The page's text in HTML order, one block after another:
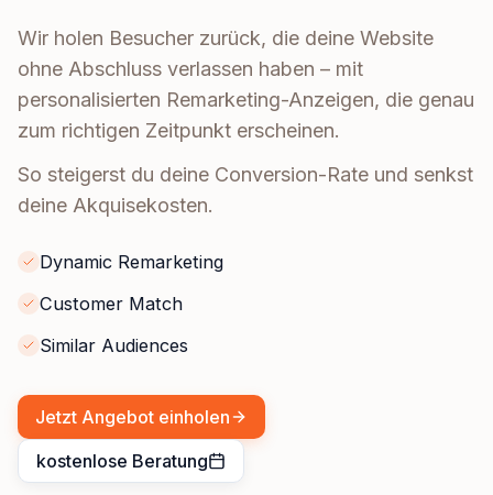
Wir holen Besucher zurück, die deine Website
ohne Abschluss verlassen haben – mit
personalisierten Remarketing-Anzeigen, die genau
zum richtigen Zeitpunkt erscheinen.
So steigerst du deine Conversion-Rate und senkst
deine Akquisekosten.
Dynamic Remarketing
Customer Match
Similar Audiences
Jetzt Angebot einholen
kostenlose Beratung